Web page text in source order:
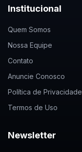
Institucional
Quem Somos
Nossa Equipe
Contato
Anuncie Conosco
Política de Privacidade
Termos de Uso
Newsletter